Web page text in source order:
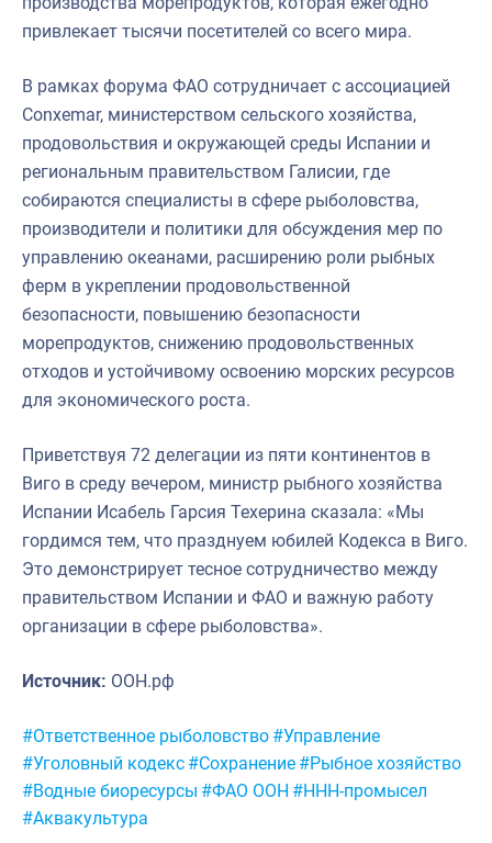
привлекает тысячи посетителей со всего мира.
В рамках форума ФАО сотрудничает с ассоциацией
Conxemar, министерством сельского хозяйства,
продовольствия и окружающей среды Испании и
региональным правительством Галисии, где
собираются специалисты в сфере рыболовства,
производители и политики для обсуждения мер по
управлению океанами, расширению роли рыбных
ферм в укреплении продовольственной
безопасности, повышению безопасности
морепродуктов, снижению продовольственных
отходов и устойчивому освоению морских ресурсов
для экономического роста.
Приветствуя 72 делегации из пяти континентов в
Виго в среду вечером, министр рыбного хозяйства
Испании Исабель Гарсия Техерина сказала: «Мы
гордимся тем, что празднуем юбилей Кодекса в Виго.
Это демонстрирует тесное сотрудничество между
правительством Испании и ФАО и важную работу
организации в сфере рыболовства».
Источник: ООН.рф
Метки:
#Ответственное рыболовство #Управление
#Уголовный кодекс #Сохранение #Рыбное хозяйство
#Водные биоресурсы #ФАО ООН #ННН-промысел
#Аквакультура